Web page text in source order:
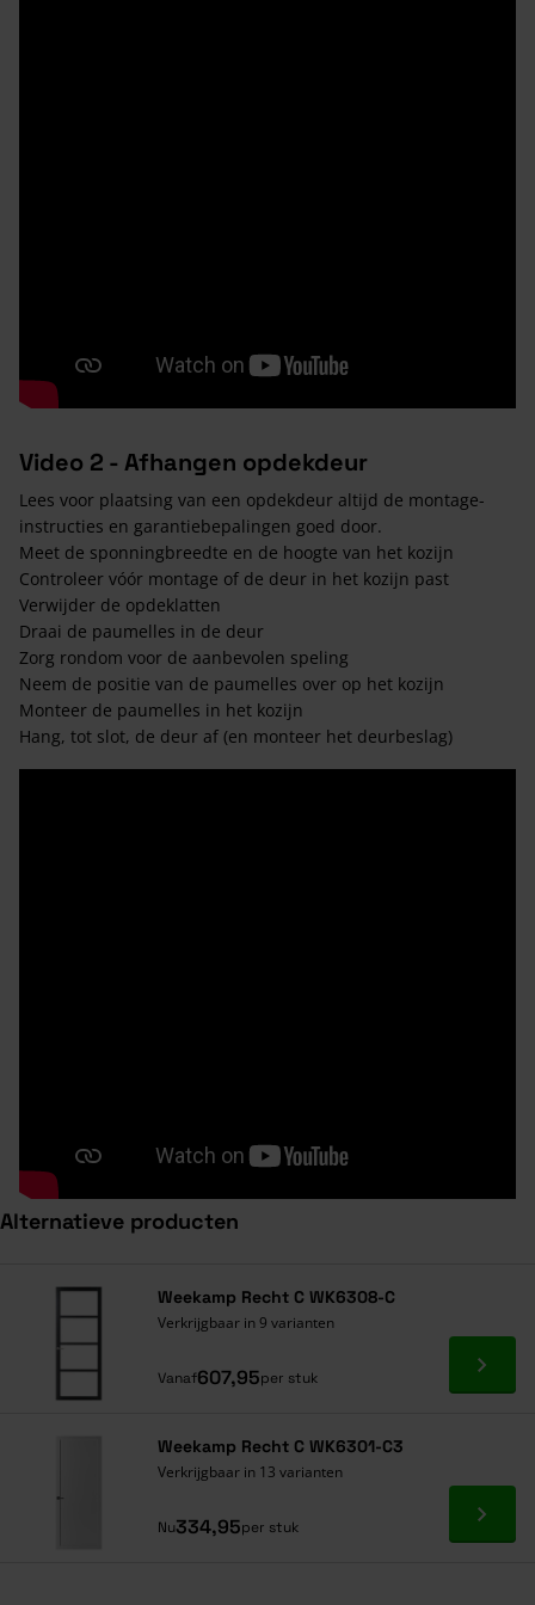
Video 2 - Afhangen opdekdeur
Lees voor plaatsing van een opdekdeur altijd de montage-
instructies en garantiebepalingen goed door.
Meet de sponningbreedte en de hoogte van het kozijn
Controleer vóór montage of de deur in het kozijn past
Verwijder de opdeklatten
Draai de paumelles in de deur
Zorg rondom voor de aanbevolen speling
Neem de positie van de paumelles over op het kozijn
Monteer de paumelles in het kozijn
Hang, tot slot, de deur af (en monteer het deurbeslag)
Alternatieve producten
Weekamp Recht C WK6308-C
Verkrijgbaar in 9 varianten
Vanaf607,95per stuk Ga
Weekamp Recht C WK6301-C3
Verkrijgbaar in 13 varianten
Nu334,95per stuk Ga